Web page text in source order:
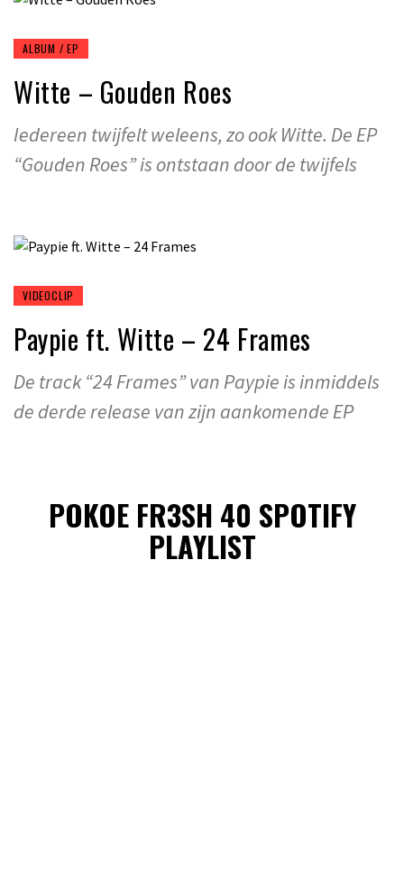
ALBUM / EP
Witte – Gouden Roes
Iedereen twijfelt weleens, zo ook Witte. De EP
“Gouden Roes” is ontstaan door de twijfels
VIDEOCLIP
Paypie ft. Witte – 24 Frames
De track “24 Frames” van Paypie is inmiddels
de derde release van zijn aankomende EP
POKOE FR3SH 40 SPOTIFY
PLAYLIST